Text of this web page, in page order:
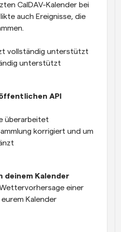
CalDAV-Kalender bei
auch Ereignisse, die
vollständig unterstützt
unterstützt
API
überarbeitet
korrigiert und um
deinem Kalender
einer
Kalender